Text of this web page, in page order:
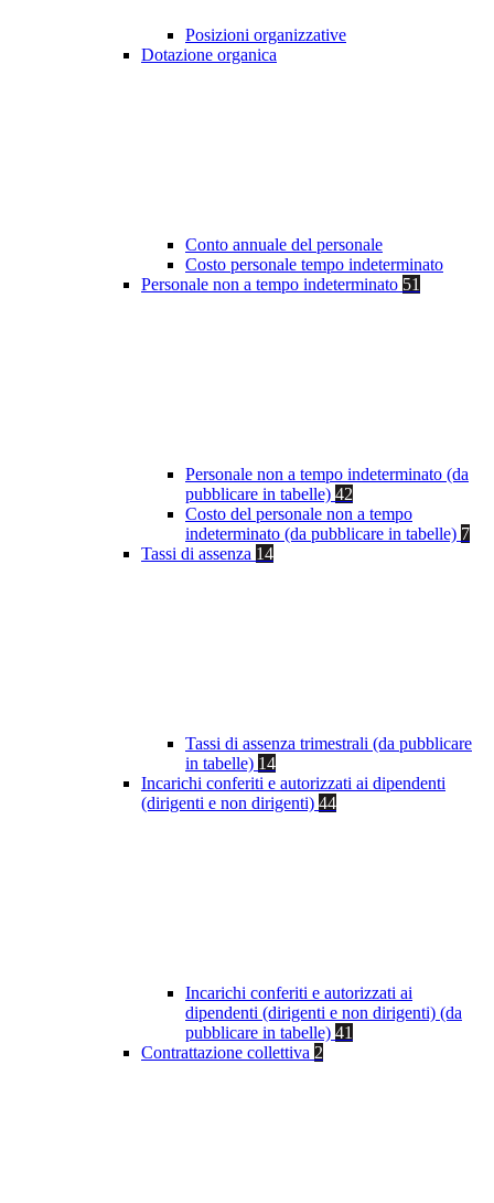
Posizioni organizzative
Dotazione organica
Conto annuale del personale
Costo personale tempo indeterminato
Personale non a tempo indeterminato 51
Personale non a tempo indeterminato (da
pubblicare in tabelle) 42
Costo del personale non a tempo
indeterminato (da pubblicare in tabelle) 7
Tassi di assenza 14
Tassi di assenza trimestrali (da pubblicare
in tabelle) 14
Incarichi conferiti e autorizzati ai dipendenti
(dirigenti e non dirigenti) 44
Incarichi conferiti e autorizzati ai
dipendenti (dirigenti e non dirigenti) (da
pubblicare in tabelle) 41
Contrattazione collettiva 2